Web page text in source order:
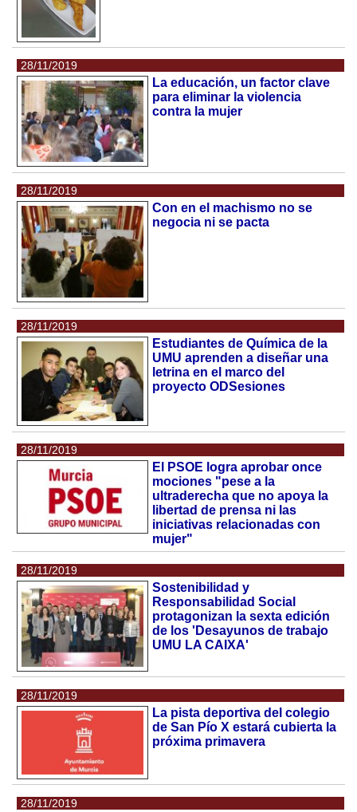
28/11/2019
La educación, un factor clave
para eliminar la violencia
contra la mujer
28/11/2019
Con en el machismo no se
negocia ni se pacta
28/11/2019
Estudiantes de Química de la
UMU aprenden a diseñar una
letrina en el marco del
proyecto ODSesiones
28/11/2019
El PSOE logra aprobar once
mociones "pese a la
ultraderecha que no apoya la
libertad de prensa ni las
iniciativas relacionadas con
mujer"
28/11/2019
Sostenibilidad y
Responsabilidad Social
protagonizan la sexta edición
de los 'Desayunos de trabajo
UMU LA CAIXA'
28/11/2019
La pista deportiva del colegio
de San Pío X estará cubierta la
próxima primavera
28/11/2019